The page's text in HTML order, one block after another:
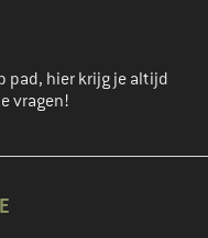
pad, hier krijg je altijd
vragen!